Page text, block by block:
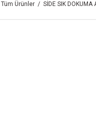
Tüm Ürünler SİDE SIK DOKUMA